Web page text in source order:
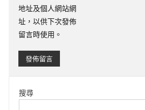
地址及個人網站網
址，以供下次發佈
留言時使用。
搜尋